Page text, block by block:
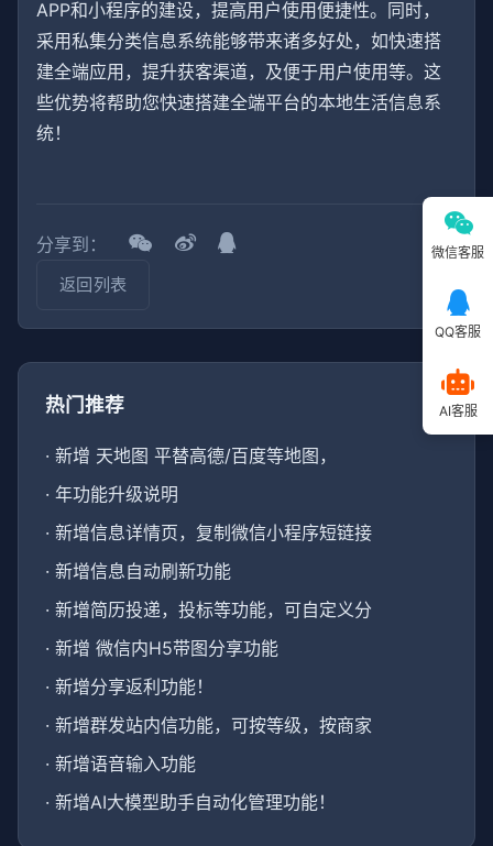
APP和小程序的建设，提高用户使用便捷性。同时，
采用私集分类信息系统能够带来诸多好处，如快速搭
建全端应用，提升获客渠道，及便于用户使用等。这
些优势将帮助您快速搭建全端平台的本地生活信息系
统！
分享到：
返回列表
热门推荐
· 新增 天地图 平替高德/百度等地图，
· 年功能升级说明
· 新增信息详情页，复制微信小程序短链接
· 新增信息自动刷新功能
· 新增简历投递，投标等功能，可自定义分
· 新增 微信内H5带图分享功能
· 新增分享返利功能！
· 新增群发站内信功能，可按等级，按商家
· 新增语音输入功能
· 新增AI大模型助手自动化管理功能！
微信客服
QQ客服
AI客服